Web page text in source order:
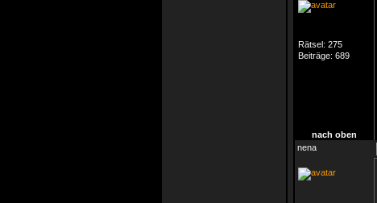
Rätsel: 275
Beiträge: 689
nach oben
nena